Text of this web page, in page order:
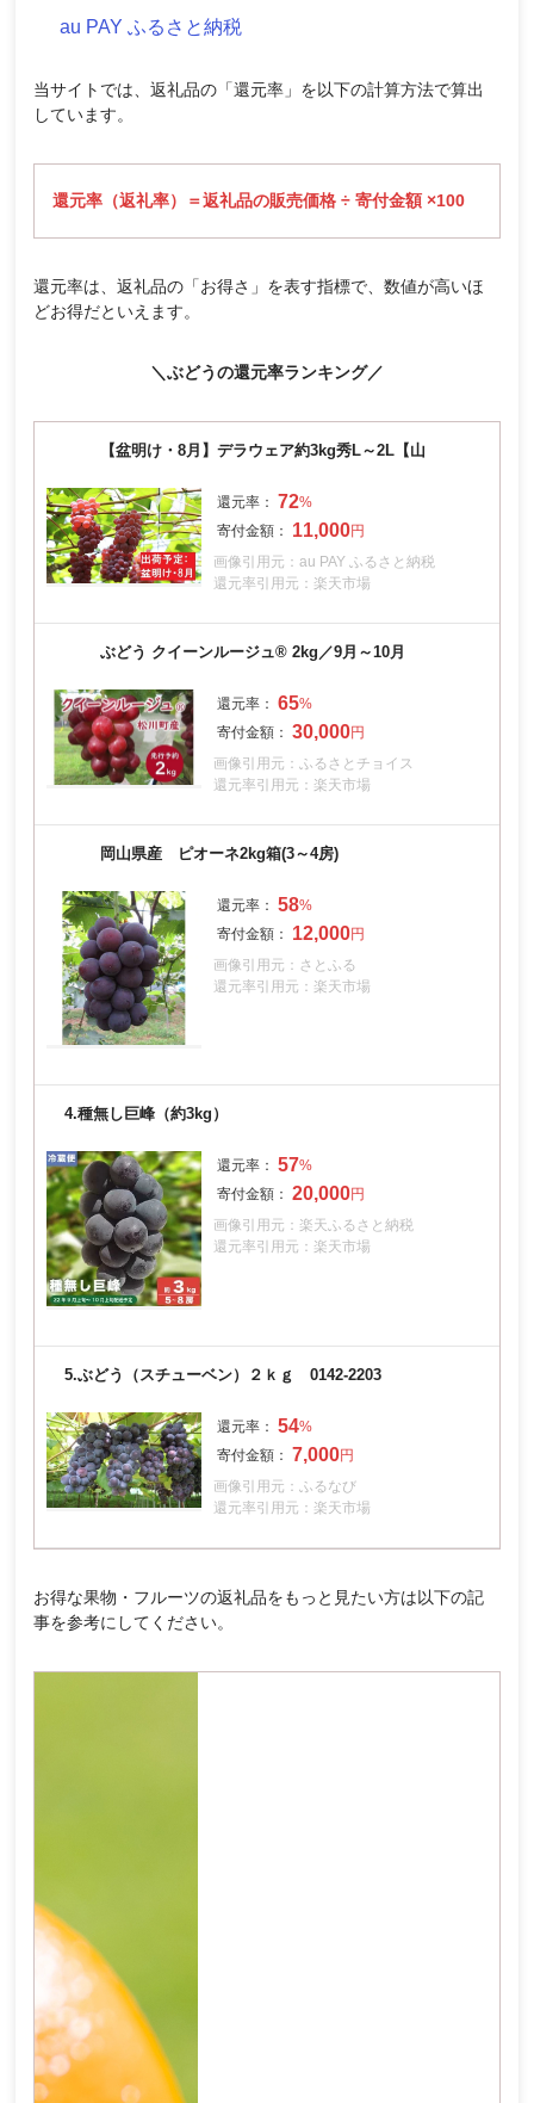
au PAY ふるさと納税
当サイトでは、返礼品の「還元率」を以下の計算方法で算出
しています。
還元率（返礼率）＝返礼品の販売価格 ÷ 寄付金額 ×100
還元率は、返礼品の「お得さ」を表す指標で、数値が高いほ
どお得だといえます。
＼ぶどうの還元率ランキング／
【盆明け・8月】デラウェア約3kg秀L～2L【山
72
11,000
画像引用元：au PAY ふるさと納税
還元率引用元：楽天市場
ぶどう クイーンルージュ® 2kg／9月～10月
65
30,000
画像引用元：ふるさとチョイス
還元率引用元：楽天市場
岡山県産 ピオーネ2kg箱(3～4房)
58
12,000
画像引用元：さとふる
還元率引用元：楽天市場
4.種無し巨峰（約3kg）
57
20,000
画像引用元：楽天ふるさと納税
還元率引用元：楽天市場
5.ぶどう（スチューベン）２ｋｇ 0142-2203
54
7,000
画像引用元：ふるなび
還元率引用元：楽天市場
お得な果物・フルーツの返礼品をもっと見たい方は以下の記
事を参考にしてください。